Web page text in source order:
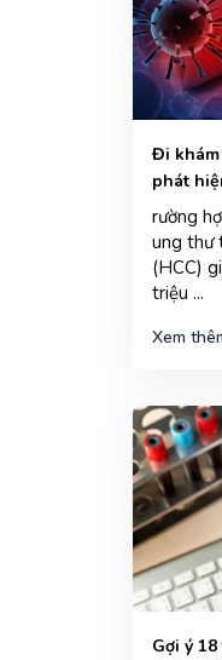
Đi khám
phát
rường
ung thư
(HCC)
triệu ...
Xem
Gợi ý